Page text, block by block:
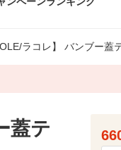
ラコレ】 バンブー
蓋テ